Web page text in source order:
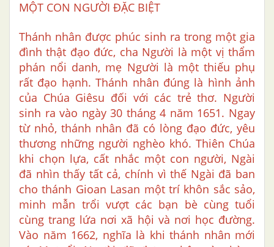
MỘT CON NGƯỜI ĐẶC BIỆT
Thánh nhân được phúc sinh ra trong một gia
đình thật đạo đức, cha Người là một vị thẩm
phán nổi danh, mẹ Người là một thiếu phụ
rất đạo hạnh. Thánh nhân đúng là hình ảnh
của Chúa Giêsu đối với các trẻ thơ. Người
sinh ra vào ngày 30 tháng 4 năm 1651. Ngay
từ nhỏ, thánh nhân đã có lòng đạo đức, yêu
thương những người nghèo khó. Thiên Chúa
khi chọn lựa, cất nhắc một con người, Ngài
đã nhìn thấy tất cả, chính vì thế Ngài đã ban
cho thánh Gioan Lasan một trí khôn sắc sảo,
minh mẫn trổi vượt các bạn bè cùng tuổi
cùng trang lứa nơi xã hội và nơi học đường.
Vào năm 1662, nghĩa là khi thánh nhân mới